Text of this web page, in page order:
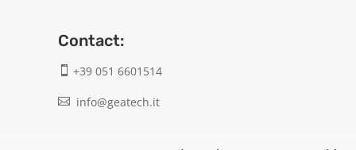
Contact:
 +39 051 6601514
 info@geatech.it